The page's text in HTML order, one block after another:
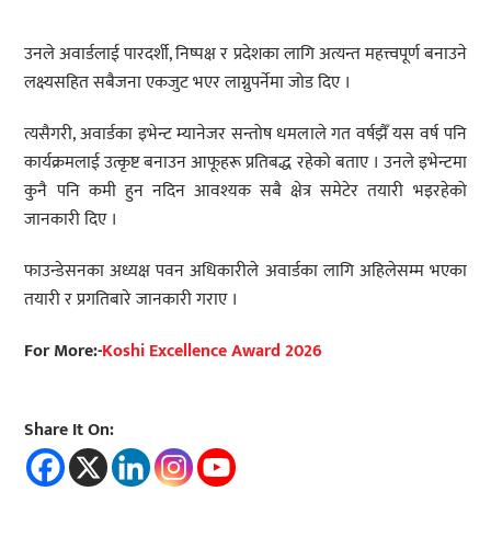
उनले अवार्डलाई पारदर्शी, निष्पक्ष र प्रदेशका लागि अत्यन्त महत्त्वपूर्ण बनाउने
लक्ष्यसहित सबैजना एकजुट भएर लाग्नुपर्नेमा जोड दिए ।
त्यसैगरी, अवार्डका इभेन्ट म्यानेजर सन्तोष धमलाले गत वर्षझैँ यस वर्ष पनि
कार्यक्रमलाई उत्कृष्ट बनाउन आफूहरू प्रतिबद्ध रहेको बताए । उनले इभेन्टमा
कुनै पनि कमी हुन नदिन आवश्यक सबै क्षेत्र समेटेर तयारी भइरहेको
जानकारी दिए ।
फाउन्डेसनका अध्यक्ष पवन अधिकारीले अवार्डका लागि अहिलेसम्म भएका
तयारी र प्रगतिबारे जानकारी गराए ।
For More:-Koshi Excellence Award 2026
Share It On: